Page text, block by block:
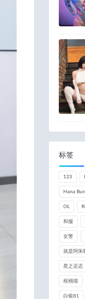
标签
123
Hana
OL
和服
女警
就是阿朱
星之迟迟
桜桃喵
白银81